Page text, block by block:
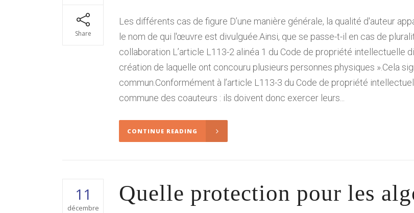
Share
Les différents cas de figure D’une manière générale, la qualité d'auteur
le nom de qui l'œuvre est divulguée.Ainsi, que se passe-t-il en cas de
collaboration L’article L113-2 alinéa 1 du Code de propriété intellectuelle
création de laquelle ont concouru plusieurs personnes physiques ».Cela
commun.Conformément à l’article L113-3 du Code de propriété
commune des coauteurs : ils doivent donc exercer leurs...
CONTINUE READING
11
décembre
Quelle protection pour les